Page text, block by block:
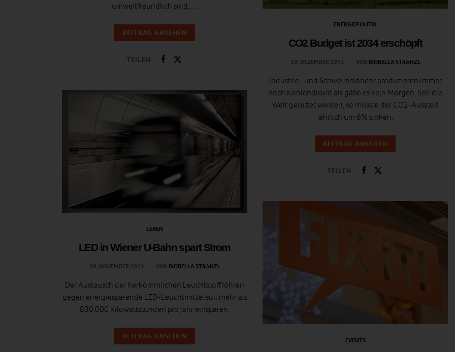
umweltfreundlich sind,…
BEITRAG ANSEHEN
TEILEN
LEBEN
LED in Wiener U-Bahn spart Strom
28. NOVEMBER 2013 VON BIOBELLA STRANZL
Der Austausch der herkömmlichen Leuchtstoffröhren
gegen energiesparende LED-Leuchtmittel soll mehr als
830.000 Kilowattstunden pro Jahr einsparen.
BEITRAG ANSEHEN
ENERGIEPOLITIK
CO2 Budget ist 2034 erschöpft
28. DEZEMBER 2013 VON BIOBELLA STRANZL
Industrie- und Schwellenländer produzieren immer
noch Kohlendioxid als gäbe es kein Morgen. Soll die
Welt gerettet werden, so müsste der CO2-Ausstoß
jährlich um 6% sinken.
BEITRAG ANSEHEN
TEILEN
EVENTS